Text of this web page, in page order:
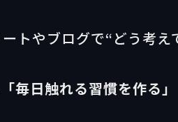
ートやブログで“どう考え
「毎日触れる習慣を作る」